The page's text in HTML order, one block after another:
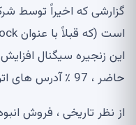
این زنجیره سیگنال افزایش
حاضر ، 97 ٪ آدرس های اتریوم سودآور هستند.
از نظر تاریخی ، فروش